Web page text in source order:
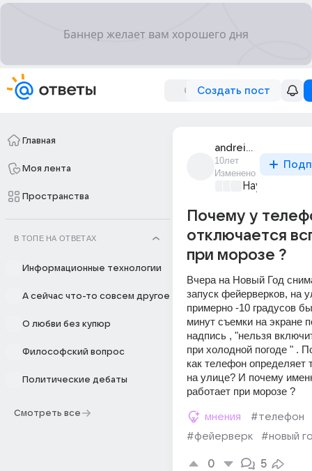
Создать пост
Главная
Моя лента
Пространства
В ТОПЕ НА ОТВЕТАХ
Информационные технологии
А сейчас что-то совсем другое
О любви без купюр
Философский вопрос
Политические дебаты
Смотреть все
andrei_falipin
10лет
Изменено
Наука
Почему у
отключается
при морозе ?
Вчера на Новый Год
запуск фейерверков, на
примерно -10 градусов
минут съемки на экране
надпись , "нельзя
при холодной погоде " .
как телефон определяет
на улице? И почему
работает при морозе ?
мнения
#телефон
#фейерверк
#новый
0 5